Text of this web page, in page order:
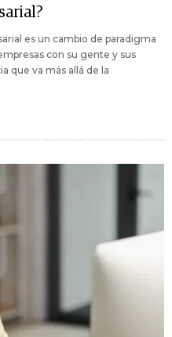
es un cambio de paradigma
con su gente y sus
que va más allá de la